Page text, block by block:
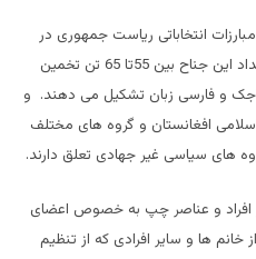
انتخاباتی ریاست جمهوری در
حمایت از داکتر عبدالله قرار گرفتند. تعداد این جناح بین 55تا 65 تن تخمین
تاجک و فارسی زبان تشکیل می دهند. و
افغانستان و گروه های مختلف
های سیاسی غیر جهادی تعلق دارند.
افراد و عناصر چپ به خصوص اعضای
ها و سایر افرادی که از تنظیم